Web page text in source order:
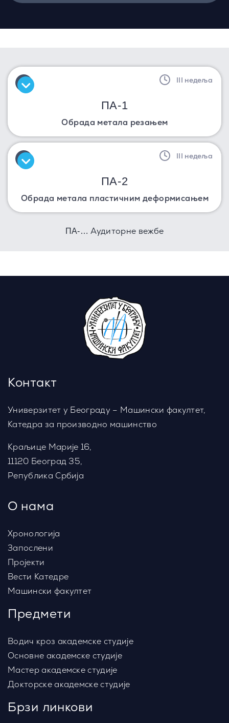
ПА-1
Обрада метала резањем
III недеља
ПА-2
Обрада метала пластичним деформисањем
III недеља
ПА-… Аудиторне вежбе
Контакт
Универзитет у Београду – Машински факултет,
Катедра за производно машинство
Краљице Марије 16,
11120 Београд 35,
Република Србија
О нама
Хронологија
Запослени
Пројекти
Вести Катедре
Машински факултет
Предмети
Водич кроз академске студије
Основне академске студије
Мастер академске студије
Докторске академске студије
Брзи линкови